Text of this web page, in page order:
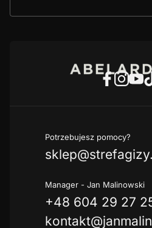
Potrzebujesz pomocy?
Manager - Jan Malinowski
+48 604 29 27